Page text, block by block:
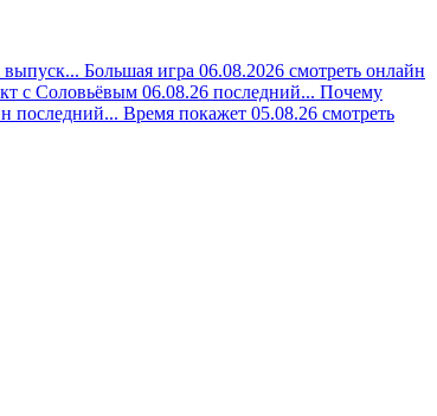
выпуск... Большая игра 06.08.2026 смотреть онлайн
с Соловьёвым 06.08.26 последний... Почему
последний... Время покажет 05.08.26 смотреть